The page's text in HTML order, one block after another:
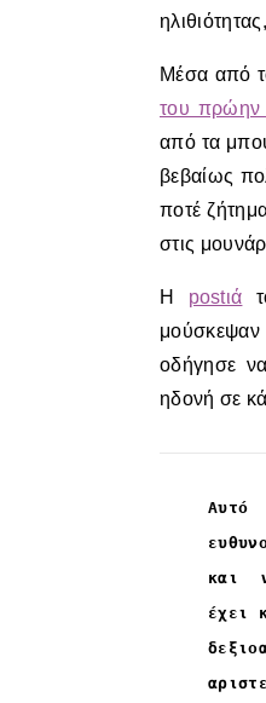
Μέσα από
του πρώην
από τα
βεβαίως
ποτέ
στις
Η postιά
μούσκεψαν
οδήγησε
ηδονή σε
Αυτό
και
έχει